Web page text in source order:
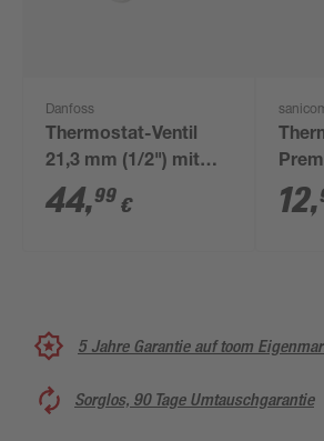
Danfoss
Thermostat-Ventil
21,3 mm (1/2") mit
Fühler
44,99 €
1,5
12,
5 Jahre Garantie auf toom
Sorglos, 90 Tage Umtauschgarantie